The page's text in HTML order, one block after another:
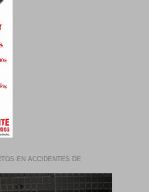
EN ACCIDENTES DE